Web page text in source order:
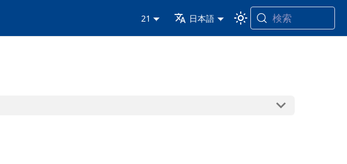
21 日本語 検索